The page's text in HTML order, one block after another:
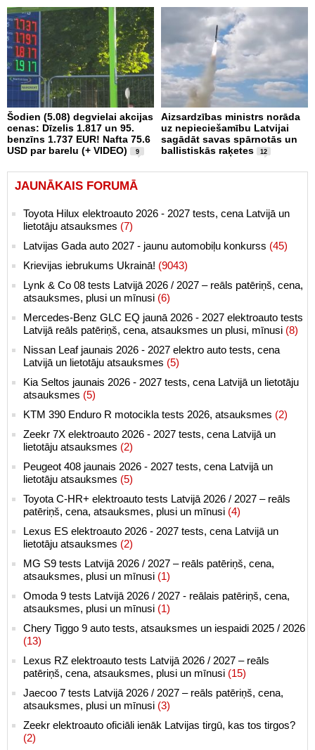
Šodien (5.08) degvielai akcijas
cenas: Dīzelis 1.817 un 95.
benzīns 1.737 EUR! Nafta 75.6
USD par barelu (+ VIDEO)
9
Aizsardzības ministrs norāda
uz nepieciešamību Latvijai
sagādāt savas spārnotās un
ballistiskās raķetes
12
JAUNĀKAIS FORUMĀ
Toyota Hilux elektroauto 2026 - 2027 tests, cena Latvijā un
lietotāju atsauksmes (7)
Latvijas Gada auto 2027 - jaunu automobiļu konkurss (45)
Krievijas iebrukums Ukrainā! (9043)
Lynk & Co 08 tests Latvijā 2026 / 2027 – reāls patēriņš, cena,
atsauksmes, plusi un mīnusi (6)
Mercedes-Benz GLC EQ jaunā 2026 - 2027 elektroauto tests
Latvijā reāls patēriņš, cena, atsauksmes un plusi, mīnusi (8)
Nissan Leaf jaunais 2026 - 2027 elektro auto tests, cena
Latvijā un lietotāju atsauksmes (5)
Kia Seltos jaunais 2026 - 2027 tests, cena Latvijā un lietotāju
atsauksmes (5)
KTM 390 Enduro R motocikla tests 2026, atsauksmes (2)
Zeekr 7X elektroauto 2026 - 2027 tests, cena Latvijā un
lietotāju atsauksmes (2)
Peugeot 408 jaunais 2026 - 2027 tests, cena Latvijā un
lietotāju atsauksmes (5)
Toyota C-HR+ elektroauto tests Latvijā 2026 / 2027 – reāls
patēriņš, cena, atsauksmes, plusi un mīnusi (4)
Lexus ES elektroauto 2026 - 2027 tests, cena Latvijā un
lietotāju atsauksmes (2)
MG S9 tests Latvijā 2026 / 2027 – reāls patēriņš, cena,
atsauksmes, plusi un mīnusi (1)
Omoda 9 tests Latvijā 2026 / 2027 - reālais patēriņš, cena,
atsauksmes, plusi un mīnusi (1)
Chery Tiggo 9 auto tests, atsauksmes un iespaidi 2025 / 2026
(13)
Lexus RZ elektroauto tests Latvijā 2026 / 2027 – reāls
patēriņš, cena, atsauksmes, plusi un mīnusi (15)
Jaecoo 7 tests Latvijā 2026 / 2027 – reāls patēriņš, cena,
atsauksmes, plusi un mīnusi (3)
Zeekr elektroauto oficiāli ienāk Latvijas tirgū, kas tos tirgos?
(2)